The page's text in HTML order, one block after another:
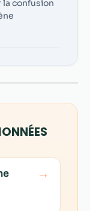
confusion
→